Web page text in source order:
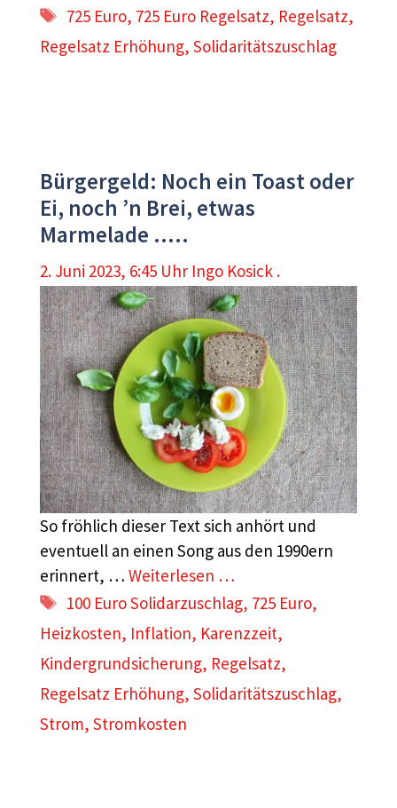
Schlagwörter
725 Euro, 725 Euro Regelsatz, Regelsatz,
Regelsatz Erhöhung, Solidaritätszuschlag
Bürgergeld: Noch ein Toast oder
Ei, noch ’n Brei, etwas
Marmelade …..
2. Juni 2023, 6:45 Uhr Ingo Kosick .
So fröhlich dieser Text sich anhört und
eventuell an einen Song aus den 1990ern
erinnert, … Weiterlesen …
Schlagwörter
100 Euro Solidarzuschlag, 725 Euro,
Heizkosten, Inflation, Karenzzeit,
Kindergrundsicherung, Regelsatz,
Regelsatz Erhöhung, Solidaritätszuschlag,
Strom, Stromkosten